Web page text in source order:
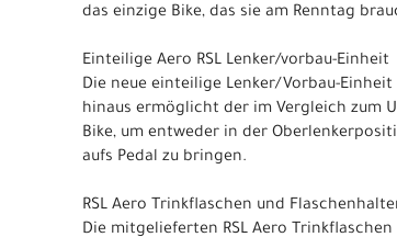
das einzige Bike, das sie am Renntag
Einteilige Aero RSL Lenker/vorbau-Einheit
Die neue einteilige Lenker/Vorbau-
hinaus ermöglicht der im Vergleich zum
Bike, um entweder in der
aufs Pedal zu bringen.
RSL Aero Trinkflaschen und
Die mitgelieferten RSL Aero